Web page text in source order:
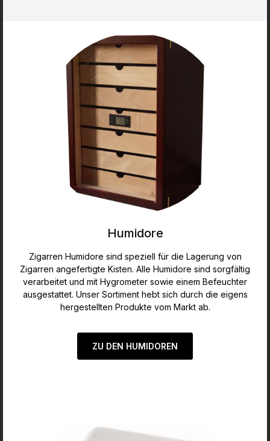
Humidore
Zigarren Humidore sind speziell für die Lagerung von
Zigarren angefertigte Kisten. Alle Humidore sind sorgfältig
verarbeitet und mit Hygrometer sowie einem Befeuchter
ausgestattet. Unser Sortiment hebt sich durch die eigens
hergestellten Produkte vom Markt ab.
ZU DEN HUMIDOREN